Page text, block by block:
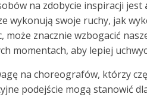
na zdobycie inspiracji jest
wykonują swoje ruchy, jak
znacznie wzbogacić
momentach, aby lepiej
na choreografów, którzy
podejście mogą stanowić